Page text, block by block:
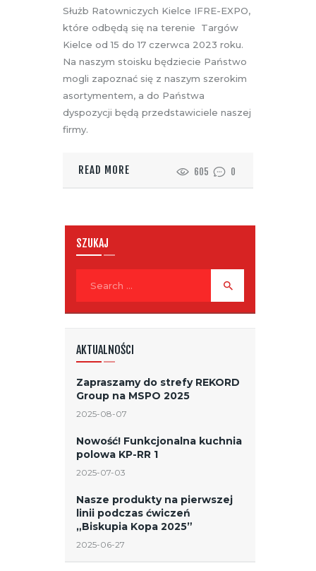
Służb Ratowniczych Kielce IFRE-EXPO,
które odbędą się na terenie Targów
Kielce od 15 do 17 czerwca 2023 roku.
Na naszym stoisku będziecie Państwo
mogli zapoznać się z naszym szerokim
asortymentem, a do Państwa
dyspozycji będą przedstawiciele naszej
firmy.
READ MORE 605 0
SZUKAJ
AKTUALNOŚCI
Zapraszamy do strefy REKORD
Group na MSPO 2025
2025-08-07
Nowość! Funkcjonalna kuchnia
polowa KP-RR 1
2025-07-03
Nasze produkty na pierwszej
linii podczas ćwiczeń
„Biskupia Kopa 2025”
2025-06-27